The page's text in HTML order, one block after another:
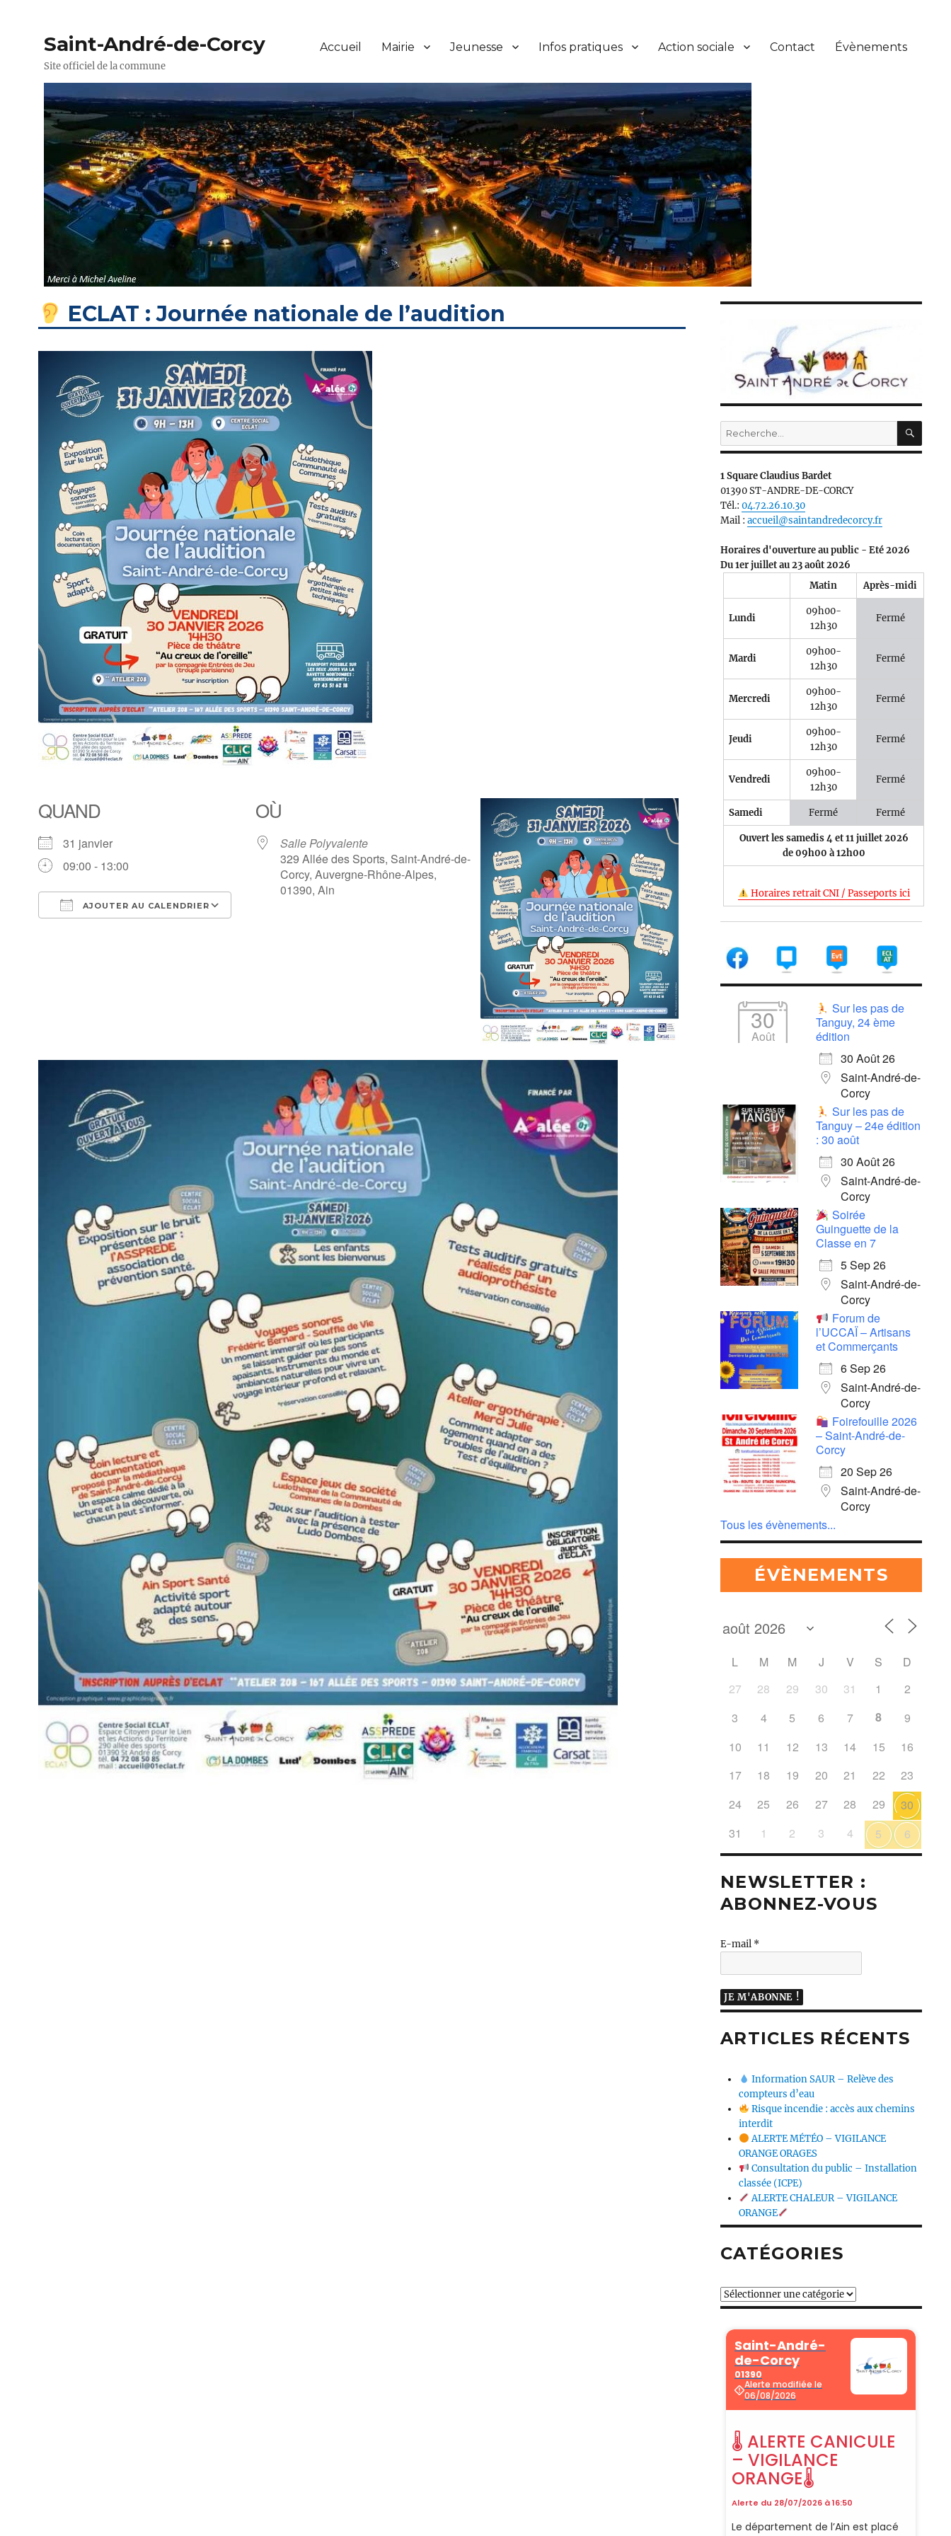
Saint-André-de-Corcy
Site officiel de la commune
Accueil Mairie Jeunesse Infos pratiques Action sociale Contact Évènements
ECLAT : Journée nationale de l’audition
QUAND
31 janvier
09:00 - 13:00
AJOUTER AU CALENDRIER
Office 365
OÙ
Salle Polyvalente
329 Allée des Sports, Saint-André-de-
Corcy, Auvergne-Rhône-Alpes,
01390, Ain
Recherche
pour :
1 Square Claudius Bardet
01390 ST-ANDRE-DE-CORCY
Tél.:04.72.26.10.30
Mail :accueil@saintandredecorcy.fr
Horaires d'ouverture au public - Eté 2026
Du 1er juillet au 23 août 2026
Matin
Après-midi
Lundi
09h00-
12h30
Fermé
Mardi
09h00-
12h30
Fermé
Mercredi
09h00-
12h30
Fermé
Jeudi
09h00-
12h30
Fermé
Vendredi
09h00-
12h30
Fermé
Samedi Fermé Fermé
Ouvert les samedis 4 et 11 juillet 2026
de 09h00 à 12h00
Horaires retrait CNI / Passeports ici
30
Août
Sur les pas de
Tanguy, 24 ème
édition
30 Août 26
Saint-André-de-
Corcy
Sur les pas de
Tanguy – 24e édition
: 30 août
30 Août 26
Saint-André-de-
Corcy
Soirée
Guinguette de la
Classe en 7
5 Sep 26
Saint-André-de-
Corcy
Forum de
l’UCCAÏ – Artisans
et Commerçants
6 Sep 26
Saint-André-de-
Corcy
Foirefouille 2026
– Saint-André-de-
Corcy
20 Sep 26
Saint-André-de-
Corcy
Tous les évènements...
ÉVÈNEMENTS
L M M J V S
D
27
28 29 30 31 1
2
3
4 5 6 7 8
9
10
11 12 13 14 15
16
17
18 19 20 21 22
23
24
25 26 27 28 29
30
31
1 2 3 4 5 6
NEWSLETTER :
ABONNEZ-VOUS
E-mail *
ARTICLES RÉCENTS
Information SAUR – Relève des
compteurs d’eau
Risque incendie : accès aux chemins
interdit
ALERTE MÉTÉO – VIGILANCE
ORANGE ORAGES
Consultation du public – Installation
classée (ICPE)
ALERTE CHALEUR – VIGILANCE
ORANGE
CATÉGORIES
Catégories